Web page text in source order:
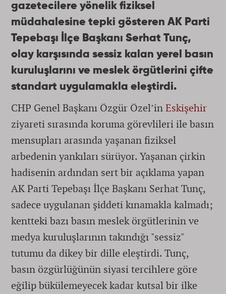
gazetecilere yönelik fiziksel
müdahalesine tepki gösteren AK Parti
Tepebaşı İlçe Başkanı Serhat Tunç,
olay karşısında sessiz kalan yerel basın
kuruluşlarını ve meslek örgütlerini çifte
standart uygulamakla eleştirdi.
CHP Genel Başkanı Özgür Özel’inEskişehir
ziyareti sırasında koruma görevlileri ile basın
mensupları arasında yaşanan fiziksel
arbedenin yankıları sürüyor. Yaşanan çirkin
hadisenin ardından sert bir açıklama yapan
AK Parti Tepebaşı İlçe Başkanı Serhat Tunç,
sadece uygulanan şiddeti kınamakla kalmadı;
kentteki bazı basın meslek örgütlerinin ve
medya kuruluşlarının takındığı "sessiz"
tutumu da dikey bir dille eleştirdi. Tunç,
basın özgürlüğünün siyasi tercihlere göre
eğilip bükülemeyecek kadar kutsal bir ilke